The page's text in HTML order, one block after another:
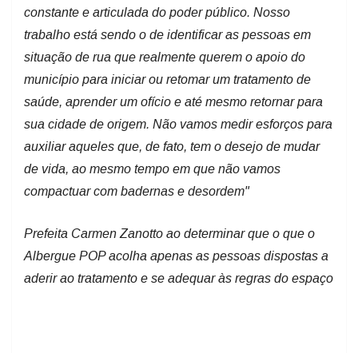
constante e articulada do poder público. Nosso
trabalho está sendo o de identificar as pessoas em
situação de rua que realmente querem o apoio do
município para iniciar ou retomar um tratamento de
saúde, aprender um ofício e até mesmo retornar para
sua cidade de origem. Não vamos medir esforços para
auxiliar aqueles que, de fato, tem o desejo de mudar
de vida, ao mesmo tempo em que não vamos
compactuar com badernas e desordem"
Prefeita Carmen Zanotto ao determinar que o que o
Albergue POP acolha apenas as pessoas dispostas a
aderir ao tratamento e se adequar às regras do espaço